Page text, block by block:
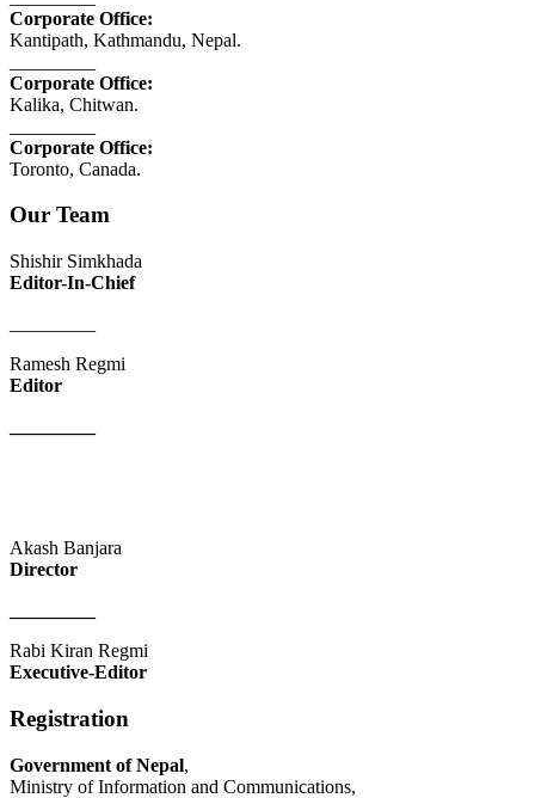
Corporate Office:
Kantipath, Kathmandu, Nepal.
Corporate Office:
Kalika, Chitwan.
Corporate Office:
Toronto, Canada.
Our Team
Shishir Simkhada
Editor-In-Chief
Ramesh Regmi
Editor
Akash Banjara
Director
Rabi Kiran Regmi
Executive-Editor
Registration
Government of Nepal,
Ministry of Information and Communications,